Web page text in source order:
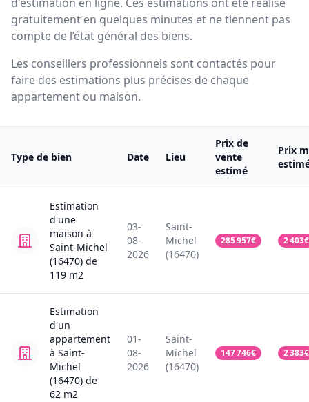
gratuitement en quelques minutes et ne tiennent pas
compte de l’état général des biens.
Les conseillers professionnels sont contactés pour
faire des estimations plus précises de chaque
appartement ou maison.
Type de bien Date Lieu
Prix de
vente
estimé
Prix
Estimation
d'une
maison à
Saint-Michel
(16470) de
119 m2
03-
08-
2026
Saint-
Michel
(16470)
285 957€ 2 403€
Estimation
d'un
appartement
à Saint-
Michel
(16470) de
62 m2
01-
08-
2026
Saint-
Michel
(16470)
147 746€ 2 383€